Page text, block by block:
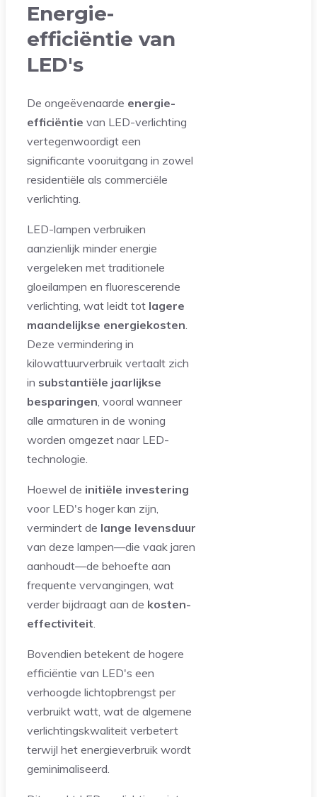
Energie-
efficiëntie van
LED's
De ongeëvenaarde energie-
efficiëntie van LED-verlichting
vertegenwoordigt een
significante vooruitgang in zowel
residentiële als commerciële
verlichting.
LED-lampen verbruiken
aanzienlijk minder energie
vergeleken met traditionele
gloeilampen en fluorescerende
verlichting, wat leidt tot lagere
maandelijkse energiekosten
Deze vermindering in
kilowattuurverbruik vertaalt zich
in substantiële jaarlijkse
besparingen , vooral wanneer
alle armaturen in de woning
worden omgezet naar LED-
technologie.
Hoewel de initiële investering
voor LED's hoger kan zijn,
vermindert de lange levensduur
van deze lampen—die vaak jaren
aanhoudt—de behoefte aan
frequente vervangingen, wat
verder bijdraagt aan de kosten-
effectiviteit
Bovendien betekent de hogere
efficiëntie van LED's een
verhoogde lichtopbrengst per
verbruikt watt, wat de algemene
verlichtingskwaliteit verbetert
terwijl het energieverbruik wordt
geminimaliseerd.